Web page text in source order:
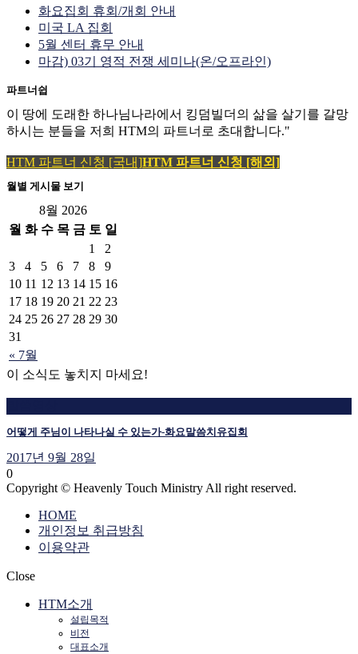
화요집회 휴회/개회 안내
미국 LA 집회
5월 센터 휴무 안내
마감) 03기 영적 전쟁 세미나(온/오프라인)
파트너쉽
이 땅에 도래한 하나님나라에서 킹덤빌더의 삶을 살기를 갈망
하시는 분들을 저희 HTM의 파트너로 초대합니다."
HTM 파트너 신청 [국내]HTM 파트너 신청 [해외]
월별 게시물 보기
8월 2026
월 화 수 목 금 토 일
« 7월
1
2
3
4 5 6 7 8
9
10 11 12 13 14 15 16
17 18 19 20 21 22 23
24 25 26 27 28 29 30
31
이 소식도 놓치지 마세요!
어떻게 주님이 나타나실 수 있는가-화요말씀치유집회
2017년 9월 28일
0
Copyright © Heavenly Touch Ministry All right reserved.
HOME
개인정보 취급방침
이용약관
Close
HTM소개
설립목적
비전
대표소개